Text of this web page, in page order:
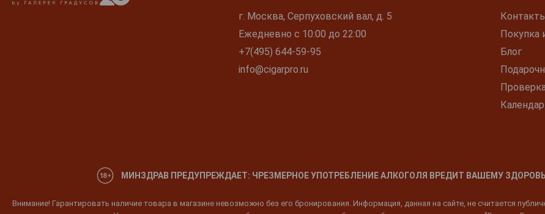
г. Москва, Серпуховский вал, д. 5
Ежедневно с 10:00 до 22:00
+7(495) 644-59-95
info@cigarpro.ru
Покупка
Блог
МИНЗДРАВ ПРЕДУПРЕЖДАЕТ: ЧРЕЗМЕРНОЕ УПОТРЕБЛЕНИЕ АЛКОГОЛЯ ВРЕДИТ ВАШЕМУ
Внимание! Гарантировать наличие товара в магазине невозможно без его бронирования. Информация, данная на сайте, не считается